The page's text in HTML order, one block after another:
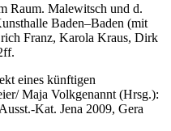
Raum. Malewitsch und d.
Baden–Baden (mit
Franz, Karola Kraus, Dirk
eines künftigen
Maja Volkgenannt (Hrsg.):
Kat. Jena 2009, Gera